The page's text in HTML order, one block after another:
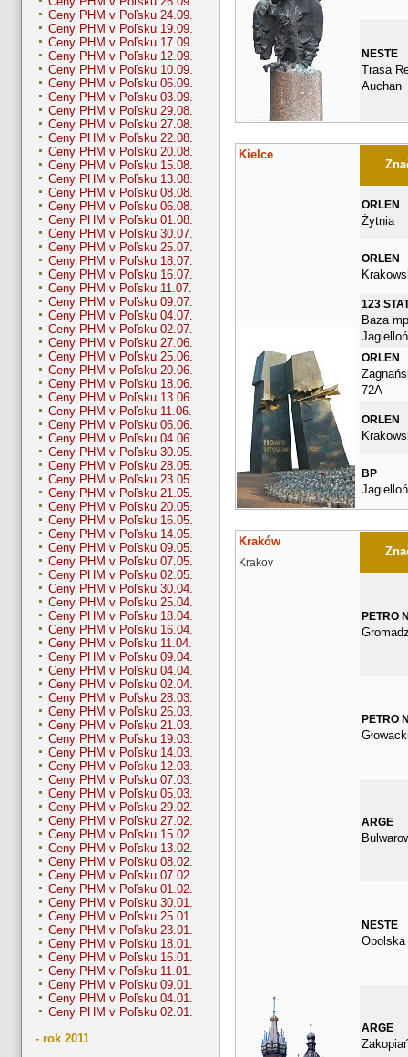
Ceny PHM v Poľsku 24.09.
Ceny PHM v Poľsku 19.09.
Ceny PHM v Poľsku 17.09.
Ceny PHM v Poľsku 12.09.
Ceny PHM v Poľsku 10.09.
Ceny PHM v Poľsku 06.09.
Ceny PHM v Poľsku 03.09.
Ceny PHM v Poľsku 29.08.
Ceny PHM v Poľsku 27.08.
Ceny PHM v Poľsku 22.08.
Ceny PHM v Poľsku 20.08.
Ceny PHM v Poľsku 15.08.
Ceny PHM v Poľsku 13.08.
Ceny PHM v Poľsku 08.08.
Ceny PHM v Poľsku 06.08.
Ceny PHM v Poľsku 01.08.
Ceny PHM v Poľsku 30.07.
Ceny PHM v Poľsku 25.07.
Ceny PHM v Poľsku 18.07.
Ceny PHM v Poľsku 16.07.
Ceny PHM v Poľsku 11.07.
Ceny PHM v Poľsku 09.07.
Ceny PHM v Poľsku 04.07.
Ceny PHM v Poľsku 02.07.
Ceny PHM v Poľsku 27.06.
Ceny PHM v Poľsku 25.06.
Ceny PHM v Poľsku 20.06.
Ceny PHM v Poľsku 18.06.
Ceny PHM v Poľsku 13.06.
Ceny PHM v Poľsku 11.06.
Ceny PHM v Poľsku 06.06.
Ceny PHM v Poľsku 04.06.
Ceny PHM v Poľsku 30.05.
Ceny PHM v Poľsku 28.05.
Ceny PHM v Poľsku 23.05.
Ceny PHM v Poľsku 21.05.
Ceny PHM v Poľsku 20.05.
Ceny PHM v Poľsku 16.05.
Ceny PHM v Poľsku 14.05.
Ceny PHM v Poľsku 09.05.
Ceny PHM v Poľsku 07.05.
Ceny PHM v Poľsku 02.05.
Ceny PHM v Poľsku 30.04.
Ceny PHM v Poľsku 25.04.
Ceny PHM v Poľsku 18.04.
Ceny PHM v Poľsku 16.04.
Ceny PHM v Poľsku 11.04.
Ceny PHM v Poľsku 09.04.
Ceny PHM v Poľsku 04.04.
Ceny PHM v Poľsku 02.04.
Ceny PHM v Poľsku 28.03.
Ceny PHM v Poľsku 26.03.
Ceny PHM v Poľsku 21.03.
Ceny PHM v Poľsku 19.03.
Ceny PHM v Poľsku 14.03.
Ceny PHM v Poľsku 12.03.
Ceny PHM v Poľsku 07.03.
Ceny PHM v Poľsku 05.03.
Ceny PHM v Poľsku 29.02.
Ceny PHM v Poľsku 27.02.
Ceny PHM v Poľsku 15.02.
Ceny PHM v Poľsku 13.02.
Ceny PHM v Poľsku 08.02.
Ceny PHM v Poľsku 07.02.
Ceny PHM v Poľsku 01.02.
Ceny PHM v Poľsku 30.01.
Ceny PHM v Poľsku 25.01.
Ceny PHM v Poľsku 23.01.
Ceny PHM v Poľsku 18.01.
Ceny PHM v Poľsku 16.01.
Ceny PHM v Poľsku 11.01.
Ceny PHM v Poľsku 09.01.
Ceny PHM v Poľsku 04.01.
Ceny PHM v Poľsku 02.01.
- rok 2011
NESTE
Trasa
Auchan
Kielce
ORLEN
Żytnia
ORLEN
123
Baza
ORLEN
72A
ORLEN
BP
Kraków
Krakov
PETRO
PETRO
ARGE
NESTE
Opolska
ARGE